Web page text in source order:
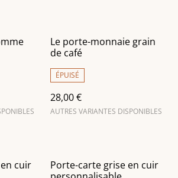
Le porte-monnaie grain
de café
ÉPUISÉ
28,00 €
AUTRES VARIANTES DISPONIBLES
cuir
Porte-carte grise en cuir